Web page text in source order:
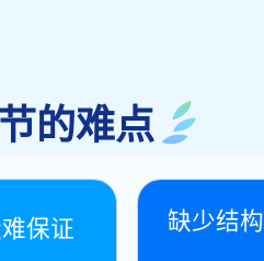
的难点
保证 缺少结